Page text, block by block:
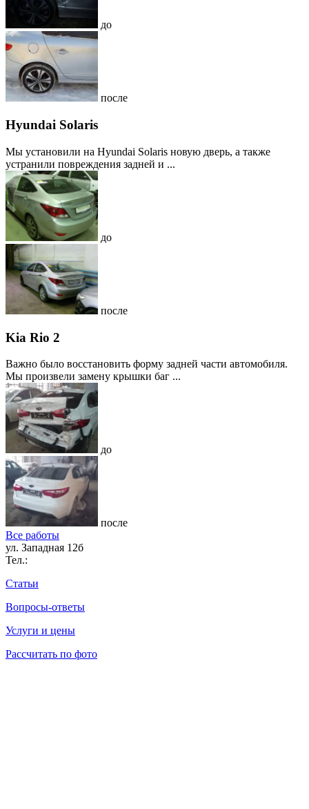
до
после
Hyundai Solaris
Мы установили на Hyundai Solaris новую дверь, а также
устранили повреждения задней и ...
до
после
Kia Rio 2
Важно было восстановить форму задней части автомобиля.
Мы произвели замену крышки баг ...
до
после
Все работы
ул. Западная 12б
Тел.:
Статьи
Вопросы-ответы
Услуги и цены
Рассчитать по фото